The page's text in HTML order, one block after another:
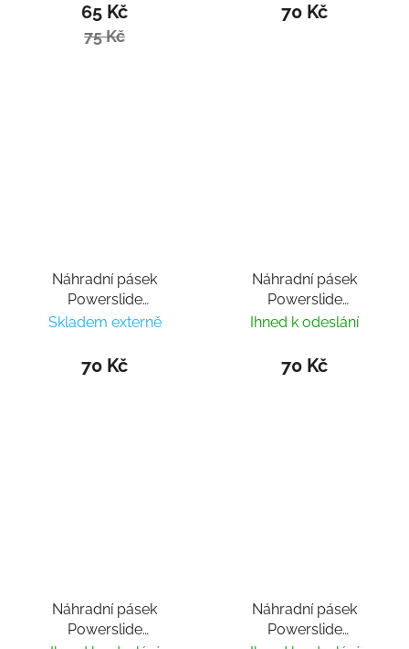
65 Kč
75 Kč
70 Kč
Náhradní pásek
Powerslide
Icon/Force/Crown
Skladem externě
70 Kč
Náhradní pásek
Powerslide
Icon/Force/Crown
Ihned k odeslání
70 Kč
Náhradní pásek
Powerslide
Náhradní pásek
Powerslide